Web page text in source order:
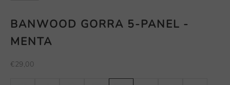
BANWOOD GORRA 5-PANEL -
MENTA
Precio de oferta
€29,00